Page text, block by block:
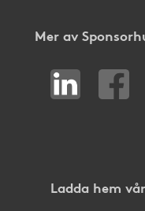
Mer av
Ladda hem